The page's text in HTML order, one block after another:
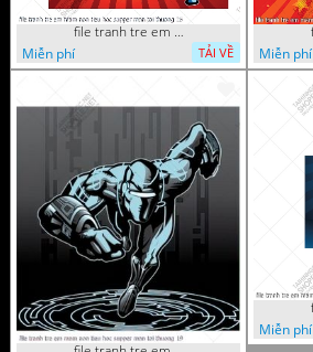
file tranh tre em mam non tieu hoc supper man toi thuong 26
Miễn phí
TẢI VỀ
Miễn phí
Miễn phí